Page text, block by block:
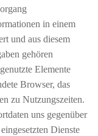
in einem
und aus diesem
gehören
Elemente
Browser, das
zu Nutzungszeiten.
uns gegenüber
Dienste